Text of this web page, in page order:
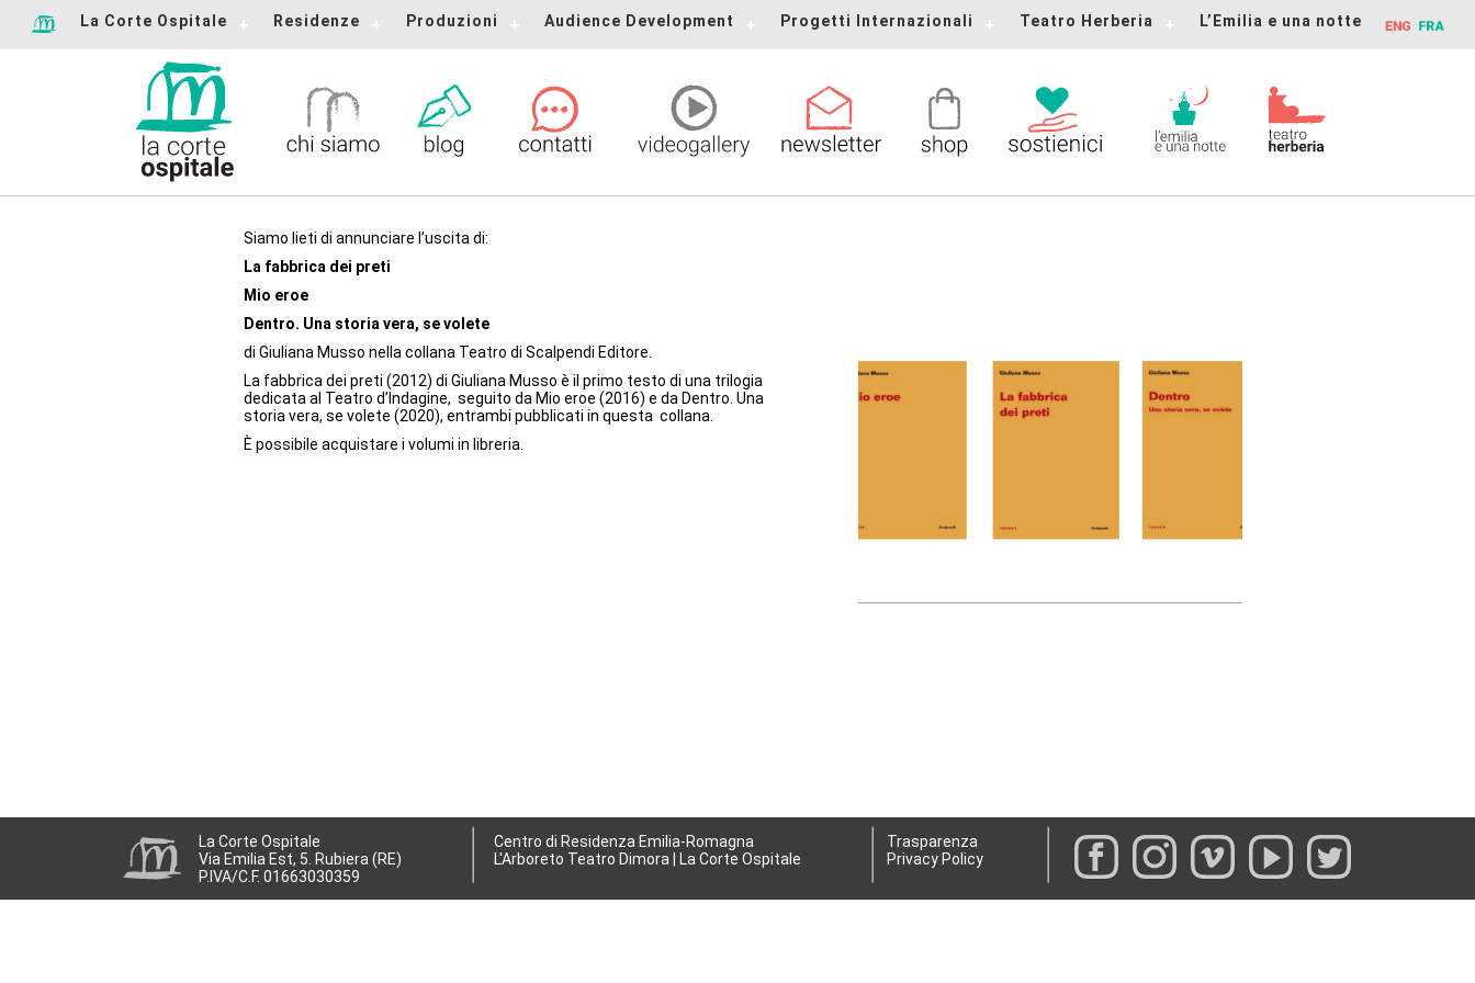
La Corte Ospitale Residenze Produzioni Audience Development Progetti Internazionali Teatro Herberia L’Emilia e una notte
Siamo lieti di annunciare l’uscita di:
La fabbrica dei preti
Mio eroe
Dentro. Una storia vera, se volete
di Giuliana Musso nella collana Teatro di Scalpendi Editore.
La fabbrica dei preti (2012) di Giuliana Musso è il primo testo di una trilogia
dedicata al Teatro d’Indagine, seguito da Mio eroe (2016) e da Dentro. Una
storia vera, se volete (2020), entrambi pubblicati in questa collana.
È possibile acquistare i volumi in libreria.
La Corte Ospitale
Via Emilia Est, 5. Rubiera (RE)
P.IVA/C.F. 01663030359
Centro di Residenza Emilia-Romagna
L'Arboreto Teatro Dimora | La Corte Ospitale
Trasparenza
Privacy Policy